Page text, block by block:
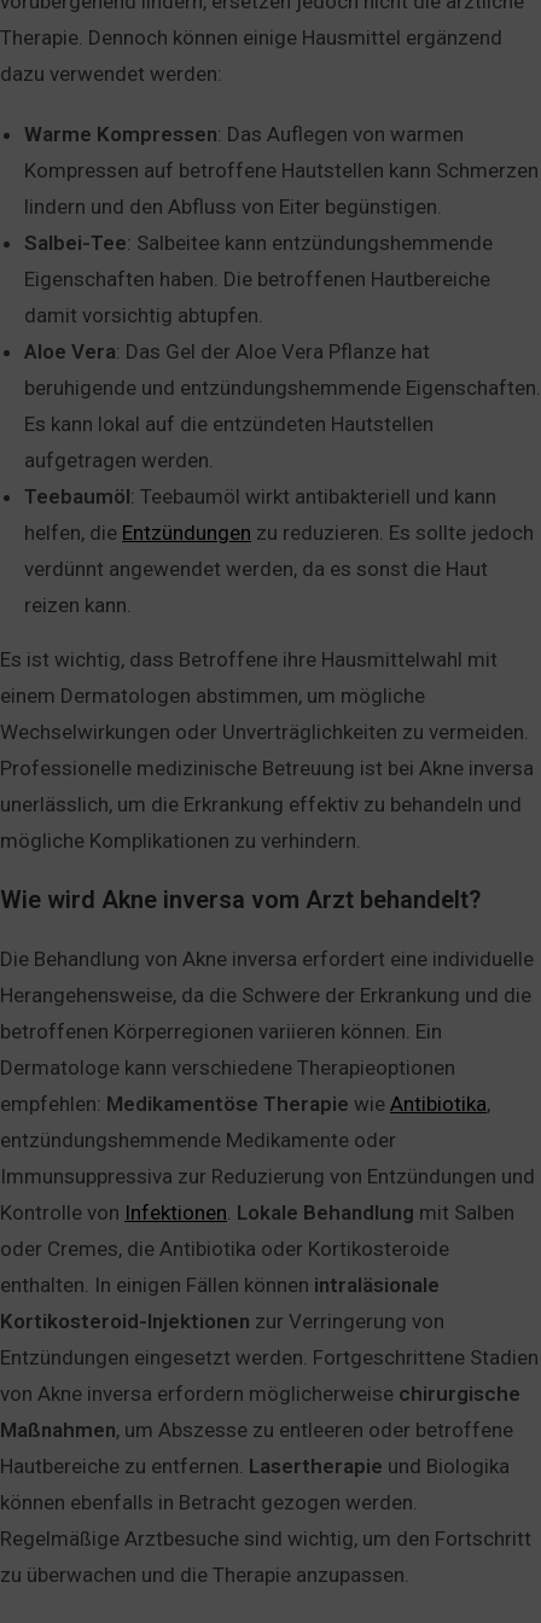
Therapie. Dennoch können einige Hausmittel ergänzend
dazu verwendet werden:
Warme Kompressen: Das Auflegen von warmen
Kompressen auf betroffene Hautstellen kann Schmerzen
lindern und den Abfluss von Eiter begünstigen.
Salbei-Tee: Salbeitee kann entzündungshemmende
Eigenschaften haben. Die betroffenen Hautbereiche
damit vorsichtig abtupfen.
Aloe Vera: Das Gel der Aloe Vera Pflanze hat
beruhigende und entzündungshemmende Eigenschaften.
Es kann lokal auf die entzündeten Hautstellen
aufgetragen werden.
Teebaumöl: Teebaumöl wirkt antibakteriell und kann
helfen, die Entzündungen zu reduzieren. Es sollte jedoch
verdünnt angewendet werden, da es sonst die Haut
reizen kann.
Es ist wichtig, dass Betroffene ihre Hausmittelwahl mit
einem Dermatologen abstimmen, um mögliche
Wechselwirkungen oder Unverträglichkeiten zu vermeiden.
Professionelle medizinische Betreuung ist bei Akne inversa
unerlässlich, um die Erkrankung effektiv zu behandeln und
mögliche Komplikationen zu verhindern.
Wie wird Akne inversa vom Arzt behandelt?
Die Behandlung von Akne inversa erfordert eine individuelle
Herangehensweise, da die Schwere der Erkrankung und die
betroffenen Körperregionen variieren können. Ein
Dermatologe kann verschiedene Therapieoptionen
empfehlen: Medikamentöse Therapie wie Antibiotika,
entzündungshemmende Medikamente oder
Immunsuppressiva zur Reduzierung von Entzündungen und
Kontrolle von Infektionen. Lokale Behandlung mit Salben
oder Cremes, die Antibiotika oder Kortikosteroide
enthalten. In einigen Fällen können intraläsionale
Kortikosteroid-Injektionen zur Verringerung von
Entzündungen eingesetzt werden. Fortgeschrittene Stadien
von Akne inversa erfordern möglicherweise chirurgische
Maßnahmen, um Abszesse zu entleeren oder betroffene
Hautbereiche zu entfernen. Lasertherapie und Biologika
können ebenfalls in Betracht gezogen werden.
Regelmäßige Arztbesuche sind wichtig, um den Fortschritt
zu überwachen und die Therapie anzupassen.